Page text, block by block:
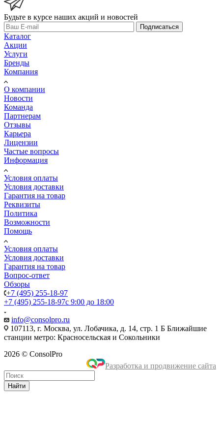
Будьте в курсе наших акций и новостей
Подписаться
Каталог
Акции
Услуги
Бренды
Компания
О компании
Новости
Команда
Партнерам
Отзывы
Карьера
Лицензии
Частые вопросы
Информация
Условия оплаты
Условия доставки
Гарантия на товар
Реквизиты
Политика
Возможности
Помощь
Условия оплаты
Условия доставки
Гарантия на товар
Вопрос-ответ
Обзоры
+7 (495) 255-18-97
+7 (495) 255-18-97с 9:00 до 18:00
info@consolpro.ru
107113, г. Москва, ул. Лобачика, д. 14, стр. 1 Б Ближайшие
станции метро: Красносельская и Сокольники
2026 © ConsolPro
Разработка и продвижение сайта
Найти